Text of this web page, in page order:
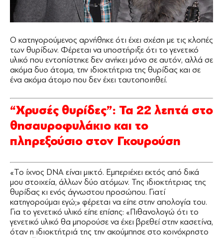
Ο κατηγορούμενος αρνήθηκε ότι έχει σχέση με τις κλοπές
των θυρίδων. Φέρεται να υποστήριξε ότι το γενετικό
υλικό που εντοπίστηκε δεν ανήκει μόνο σε αυτόν, αλλά σε
ακόμα δυο άτομα, την ιδιοκτήτρια της θυρίδας και σε
ένα ακόμα άτομο που δεν έχει ταυτοποιηθεί.
“Χρυσές θυρίδες”: Τα 22 λεπτά στο
θησαυροφυλάκιο και το
πληρεξούσιο στον Γκουρούση
«Το ίχνος DNA είναι μικτό. Εμπεριέχει εκτός από δικά
μου στοιχεία, άλλων δύο ατόμων. Της ιδιοκτήτριας της
θυρίδας κι ενός άγνωστου προσώπου. Γιατί
κατηγορούμαι εγώ;» φέρεται να είπε στην απολογία του.
Για το γενετικό υλικό είπε επίσης: «Πιθανολογώ ότι το
γενετικό υλικό θα μπορούσε να έχει βρεθεί στην κασετίνα,
όταν η ιδιοκτήτριά της την ακούμπησε στο κοινόχρηστο